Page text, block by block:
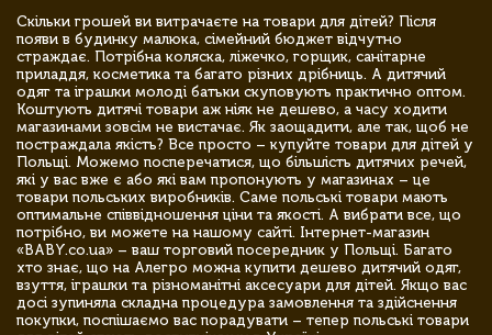
Скільки грошей ви витрачаєте на товари для дітей? Після
появи в будинку малюка, сімейний бюджет відчутно
страждає. Потрібна коляска, ліжечко, горщик, санітарне
приладдя, косметика та багато різних дрібниць. А дитячий
одяг та іграшки молоді батьки скуповують практично оптом.
Коштують дитячі товари аж ніяк не дешево, а часу ходити
магазинами зовсім не вистачає. Як заощадити, але так, щоб не
постраждала якість? Все просто – купуйте товари для дітей у
Польщі. Можемо посперечатися, що більшість дитячих речей,
які у вас вже є або які вам пропонують у магазинах – це
товари польських виробників. Саме польські товари мають
оптимальне співвідношення ціни та якості. А вибрати все, що
потрібно, ви можете на нашому сайті. Інтернет-магазин
«BABY.co.ua» – ваш торговий посередник у Польщі. Багато
хто знає, що на Алегро можна купити дешево дитячий одяг,
взуття, іграшки та різноманітні аксесуари для дітей. Якщо вас
досі зупиняла складна процедура замовлення та здійснення
покупки, поспішаємо вас порадувати – тепер польські товари